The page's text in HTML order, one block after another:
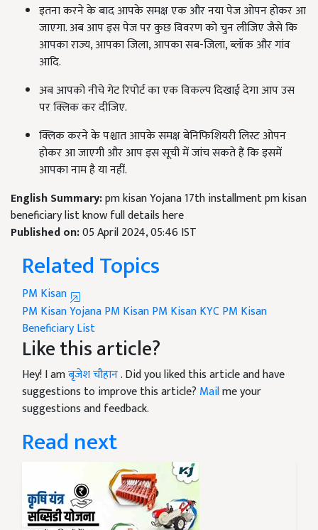
इतना करने के बाद आपके समक्ष एक और नया पेज ओपन होकर आ
जाएगा. अब आप इस पेज पर कुछ विवरण को चुन लीजिए जैसे कि
आपका राज्य, आपका जिला, आपका सब-जिला, ब्लॉक और गांव
आदि.
अब आपको नीचे गेट रिपोर्ट का एक विकल्प दिखाई देगा आप उस
पर क्लिक कर दीजिए.
क्लिक करने के पश्चात आपके समक्ष बेनिफिशियरी लिस्ट ओपन
होकर आ जाएगी और आप इस सूची में जांच सकते हैं कि इसमें
आपका नाम है या नहीं.
English Summary:pm kisan Yojana 17th installment pm kisan
beneficiary list know full details here
Published on:05 April 2024, 05:46 IST
Related Topics
PM Kisan
PM Kisan YojanaPM KisanPM Kisan KYC PM Kisan
Beneficiary List
Like this article?
Hey! I amबृजेश चौहान. Did you liked this article and have
suggestions to improve this article? Mailme your
suggestions and feedback.
Read next